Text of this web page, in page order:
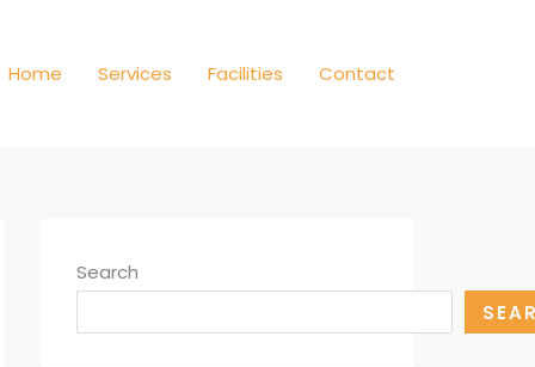
Home Services Facilities Contact
Search